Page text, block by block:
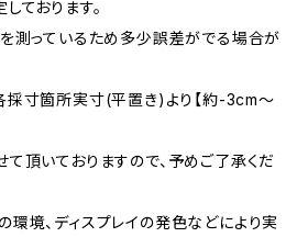
ております。
測っているため多少誤差がでる場合が
寸箇所実寸(平置き)より【約-3cm〜
頂いておりますので、予めご了承くだ
境、ディスプレイの発色などにより実